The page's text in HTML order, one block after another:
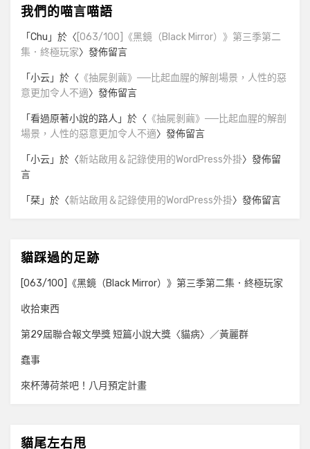
我們的喵言喵語
「Chu 」於〈 [063/100]《黑鏡（Black Mirror）》第三季第二
集．終極玩家〉發佈留言
「小云」於〈 《抽屍剝繭》──比起血腥的解剖場景，人性的惡
意更加令人不適〉發佈留言
「看過原著小說的路人 」於〈 《抽屍剝繭》──比起血腥的解剖
場景，人性的惡意更加令人不適〉發佈留言
「小云」於〈新站啟用＆記錄使用的WordPress外掛〉發佈留
言
「栞」於〈新站啟用＆記錄使用的WordPress外掛〉發佈留言
貓踩過的足跡
[063/100]《黑鏡（Black Mirror）》第三季第二集．終極玩家
收拾東西
第29屆聯合報文學獎 短篇小說大獎〈貓病〉／黃麗群
蠢事
來杯薄荷茶吧！八月預定計畫
貓尾左右甩